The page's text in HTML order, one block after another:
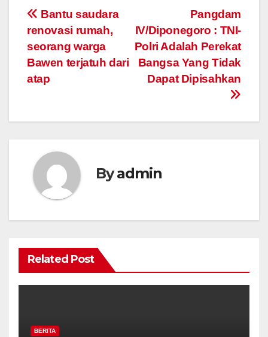
Post
navigation
Pangdam
IV/Diponegoro : TNI-
Polri Adalah Perekat
Bangsa Yang Tidak
Dapat Dipisahkan
Bantu saudara
renovasi rumah,
seorang warga
Bawen terjatuh dari
atap
Byadmin
Related Post
BERITA